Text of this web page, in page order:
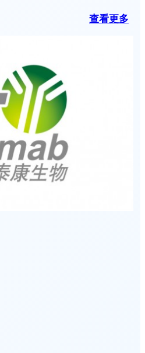
查看更多